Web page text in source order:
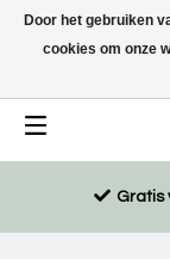
Duurzaam, eco-
Gratis
Door het gebruiken
cookies om onze